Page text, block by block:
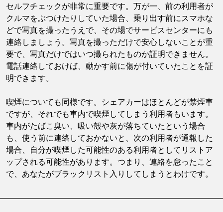
セルフチェックが非常に重要です。万が一、前の利用者が
クルマをぶつけたりしていた場合、乗り出す前にスマホな
どで写真を撮ったうえで、その場でサービスセンターにも
連絡しましょう。写真を撮っただけで安心しないことが重
要で、写真だけではいつ撮られたものか証明できません。
電話連絡しておけば、動かす前に傷が付いていたことを証
明できます。
喫煙についても同様です。シェアカーはほとんどが禁煙車
ですが、それでも車内で喫煙してしまう利用者もいます。
車内がたばこ臭い、吸い殻や灰が落ちていたという場合
も、使う前に連絡しておかないと、次の利用者が通報した
場合、自分が喫煙した可能性のある利用者としてリストア
ップされる可能性があります。つまり、連絡を怠ったこと
で、あなたがブラックリスト入りしてしまうとわけです。